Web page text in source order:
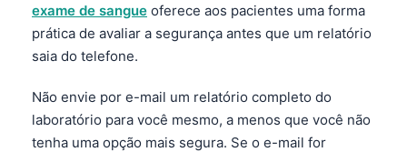
exame de sangue oferece aos pacientes uma forma
prática de avaliar a segurança antes que um relatório
saia do telefone.
Não envie por e-mail um relatório completo do
laboratório para você mesmo, a menos que você não
tenha uma opção mais segura. Se o e-mail for
Occitan
العربية المغربية
ພາສາລາວ